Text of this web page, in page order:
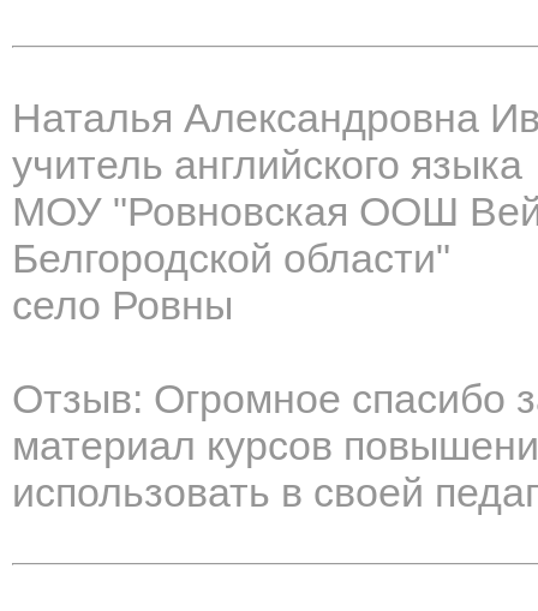
Наталья Александровна
учитель английского языка
МОУ "Ровновская ООШ
Белгородской области"
село Ровны
Отзыв: Огромное спасибо
материал курсов
использовать в своей